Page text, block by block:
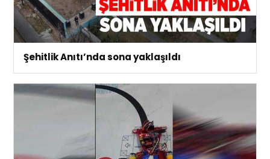
Şehitlik Anıtı’nda sona yaklaşıldı